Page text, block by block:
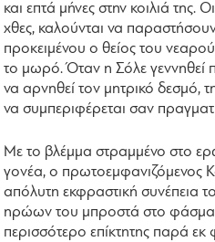
και επτά μήνες στην κοιλιά της.
χθες, καλούνται να
προκειμένου ο θείος του
το μωρό. Όταν η Σόλε
να αρνηθεί τον μητρικό δεσμό,
να συμπεριφέρεται σαν
Με το βλέμμα στραμμένο στο
γονέα, ο πρωτοεμφανιζόμενος
απόλυτη εκφραστική συνέπεια
ηρώων του μπροστά στο φάσμα
περισσότερο επίκτητης παρά